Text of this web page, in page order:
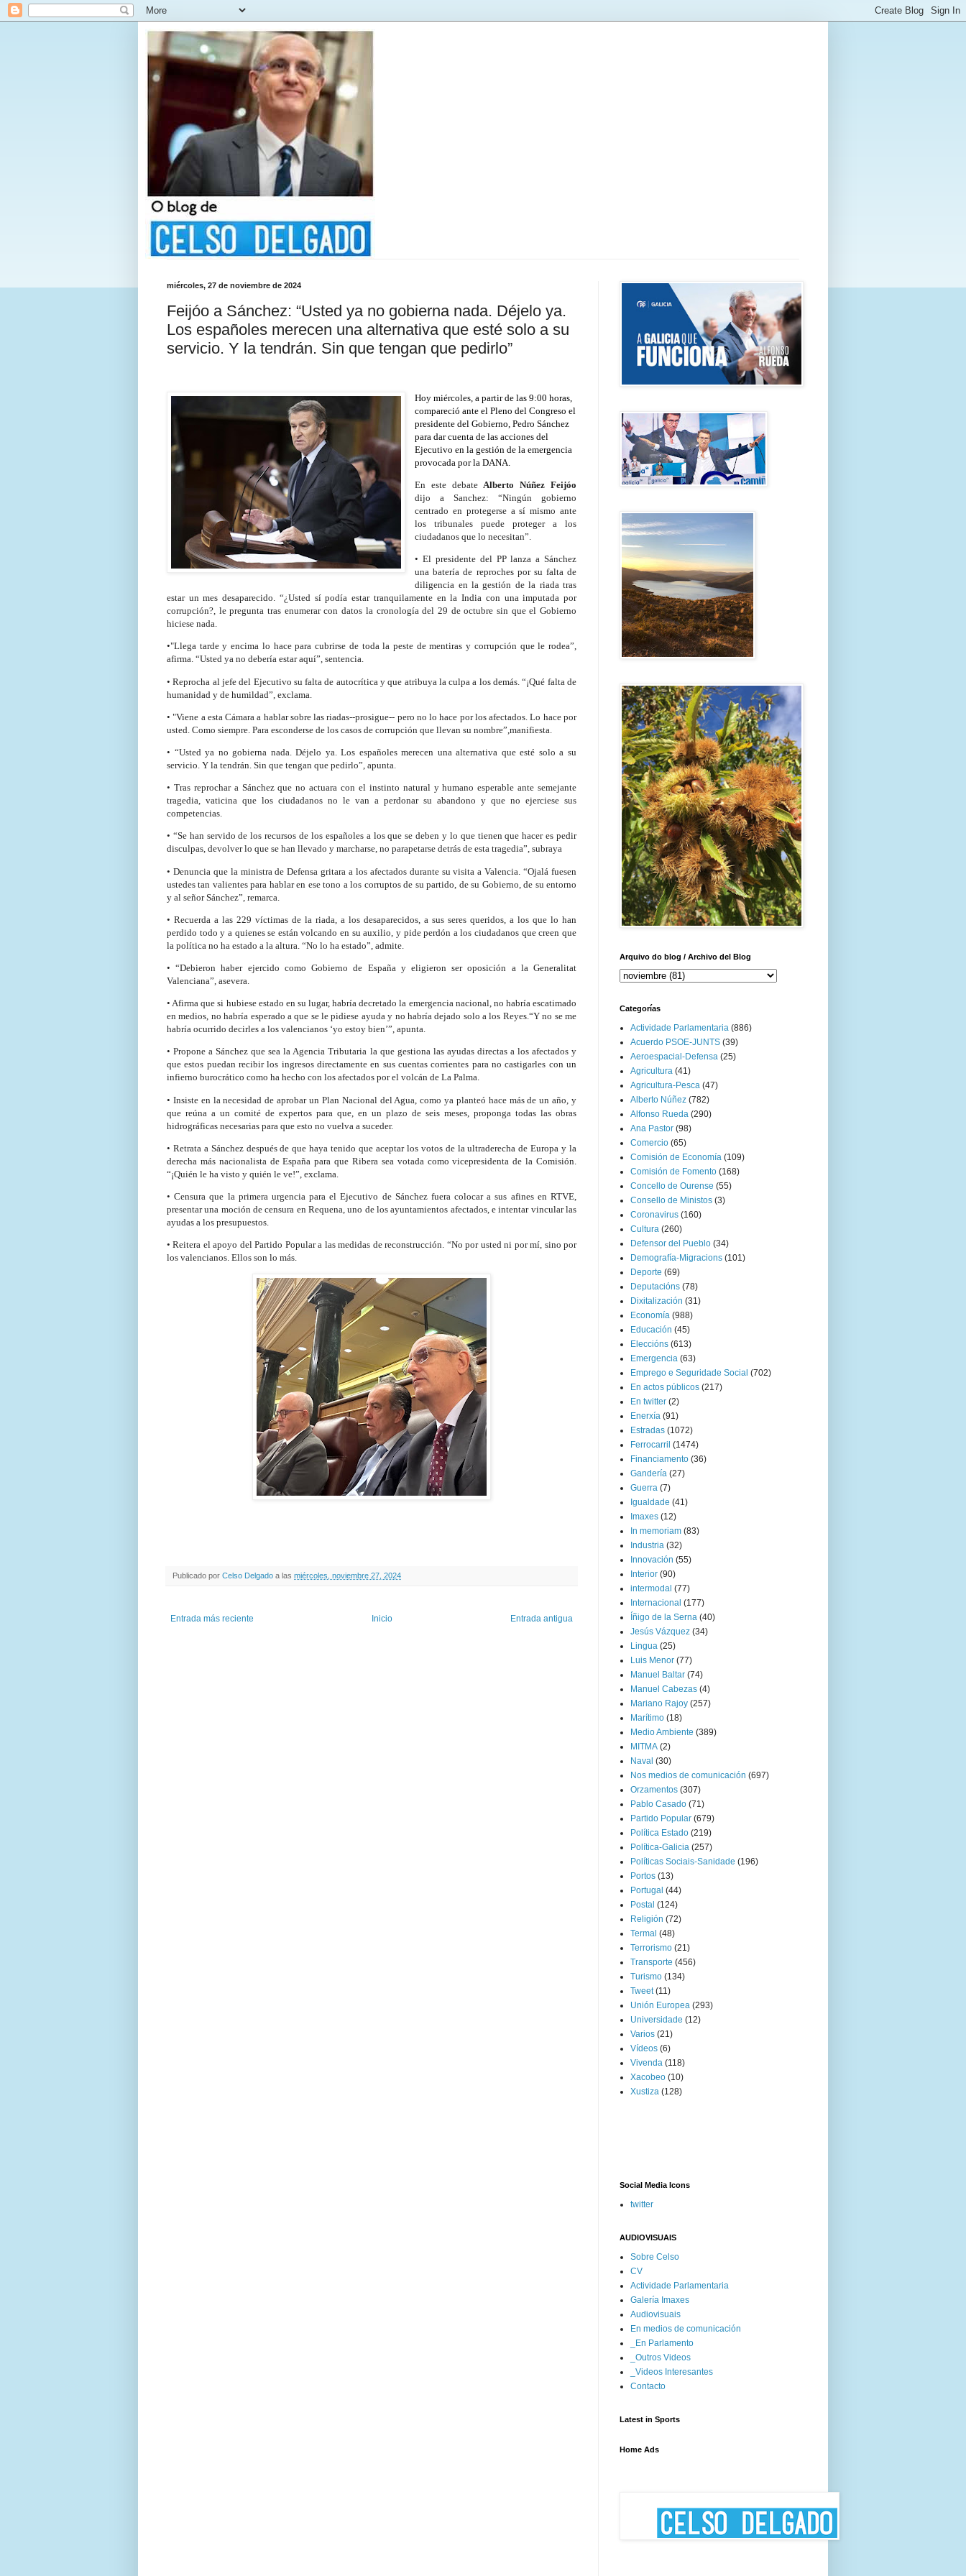
miércoles, 27 de noviembre de 2024
Feijóo a Sánchez: “Usted ya no gobierna nada. Déjelo ya.
Los españoles merecen una alternativa que esté solo a su
servicio. Y la tendrán. Sin que tengan que pedirlo”
Hoy miércoles, a partir de las 9:00 horas,
compareció ante el Pleno del Congreso el
presidente del Gobierno, Pedro Sánchez
para dar cuenta de las acciones del
Ejecutivo en la gestión de la emergencia
provocada por la DANA.
En este debateAlberto Núñez Feijóo
dijo a Sanchez: “Ningún gobierno
centrado en protegerse a sí mismo ante
los tribunales puede proteger a los
ciudadanos que lo necesitan”.
• El presidente del PP lanza a Sánchez
una batería de reproches por su falta de
diligencia en la gestión de la riada tras
estar un mes desaparecido. “¿Usted sí podía estar tranquilamente en la India con una imputada por
corrupción?, le pregunta tras enumerar con datos la cronología del 29 de octubre sin que el Gobierno
hiciese nada.
•"Llega tarde y encima lo hace para cubrirse de toda la peste de mentiras y corrupción que le rodea”,
afirma. “Usted ya no debería estar aquí”, sentencia.
• Reprocha al jefe del Ejecutivo su falta de autocrítica y que atribuya la culpa a los demás. “¡Qué falta de
humanidad y de humildad”, exclama.
• "Viene a esta Cámara a hablar sobre las riadas--prosigue-- pero no lo hace por los afectados. Lo hace por
usted. Como siempre. Para esconderse de los casos de corrupción que llevan su nombre”,manifiesta.
• “Usted ya no gobierna nada. Déjelo ya. Los españoles merecen una alternativa que esté solo a su
servicio. Y la tendrán. Sin que tengan que pedirlo”, apunta.
• Tras reprochar a Sánchez que no actuara con el instinto natural y humano esperable ante semejante
tragedia, vaticina que los ciudadanos no le van a perdonar su abandono y que no ejerciese sus
competencias.
• “Se han servido de los recursos de los españoles a los que se deben y lo que tienen que hacer es pedir
disculpas, devolver lo que se han llevado y marcharse, no parapetarse detrás de esta tragedia”, subraya
• Denuncia que la ministra de Defensa gritara a los afectados durante su visita a Valencia. “Ojalá fuesen
ustedes tan valientes para hablar en ese tono a los corruptos de su partido, de su Gobierno, de su entorno
y al señor Sánchez”, remarca.
• Recuerda a las 229 víctimas de la riada, a los desaparecidos, a sus seres queridos, a los que lo han
perdido todo y a quienes se están volcando en su auxilio, y pide perdón a los ciudadanos que creen que
la política no ha estado a la altura. “No lo ha estado”, admite.
• “Debieron haber ejercido como Gobierno de España y eligieron ser oposición a la Generalitat
Valenciana”, asevera.
• Afirma que si hubiese estado en su lugar, habría decretado la emergencia nacional, no habría escatimado
en medios, no habría esperado a que se le pidiese ayuda y no habría dejado solo a los Reyes.“Y no se me
habría ocurrido decirles a los valencianos ‘yo estoy bien’”, apunta.
• Propone a Sánchez que sea la Agencia Tributaria la que gestiona las ayudas directas a los afectados y
que estos puedan recibir los ingresos directamente en sus cuentas corrientes para no castigarles con un
infierno burocrático como ha hecho con los afectados por el volcán de La Palma.
• Insiste en la necesidad de aprobar un Plan Nacional del Agua, como ya planteó hace más de un año, y
que reúna a un comité de expertos para que, en un plazo de seis meses, proponga todas las obras
hidrográficas necesarias para que esto no vuelva a suceder.
• Retrata a Sánchez después de que haya tenido que aceptar los votos de la ultraderecha de Europa y la
derecha más nacionalista de España para que Ribera sea votada como vicepresidenta de la Comisión.
“¡Quién le ha visto y quién le ve!”, exclama.
• Censura que la primera urgencia para el Ejecutivo de Sánchez fuera colocar a sus afines en RTVE,
presentar una moción de censura en Requena, uno de los ayuntamientos afectados, e intentar vincular las
ayudas a los presupuestos.
• Reitera el apoyo del Partido Popular a las medidas de reconstrucción. “No por usted ni por mí, sino por
los valencianos. Ellos son lo más.
Publicado por Celso Delgado a las miércoles, noviembre 27, 2024
Entrada más reciente Entrada antigua
Inicio
Arquivo do blog / Archivo del Blog
Categorías
Actividade Parlamentaria (886)
Acuerdo PSOE-JUNTS (39)
Aeroespacial-Defensa (25)
Agricultura (41)
Agricultura-Pesca (47)
Alberto Núñez (782)
Alfonso Rueda (290)
Ana Pastor (98)
Comercio (65)
Comisión de Economía (109)
Comisión de Fomento (168)
Concello de Ourense (55)
Consello de Ministos (3)
Coronavirus (160)
Cultura (260)
Defensor del Pueblo (34)
Demografía-Migracions (101)
Deporte (69)
Deputacións (78)
Dixitalización (31)
Economía (988)
Educación (45)
Eleccións (613)
Emergencia (63)
Emprego e Seguridade Social (702)
En actos públicos (217)
En twitter (2)
Enerxía (91)
Estradas (1072)
Ferrocarril (1474)
Financiamento (36)
Gandería (27)
Guerra (7)
Igualdade (41)
Imaxes (12)
In memoriam (83)
Industria (32)
Innovación (55)
Interior (90)
intermodal (77)
Internacional (177)
Íñigo de la Serna (40)
Jesús Vázquez (34)
Lingua (25)
Luis Menor (77)
Manuel Baltar (74)
Manuel Cabezas (4)
Mariano Rajoy (257)
Marítimo (18)
Medio Ambiente (389)
MITMA (2)
Naval (30)
Nos medios de comunicación (697)
Orzamentos (307)
Pablo Casado (71)
Partido Popular (679)
Política Estado (219)
Política-Galicia (257)
Políticas Sociais-Sanidade (196)
Portos (13)
Portugal (44)
Postal (124)
Religión (72)
Termal (48)
Terrorismo (21)
Transporte (456)
Turismo (134)
Tweet (11)
Unión Europea (293)
Universidade (12)
Varios (21)
Vídeos (6)
Vivenda (118)
Xacobeo (10)
Xustiza (128)
Social Media Icons
twitter
AUDIOVISUAIS
Sobre Celso
CV
Actividade Parlamentaria
Galería Imaxes
Audiovisuais
En medios de comunicación
_En Parlamento
_Outros Videos
_Videos Interesantes
Contacto
Latest in Sports
Home Ads